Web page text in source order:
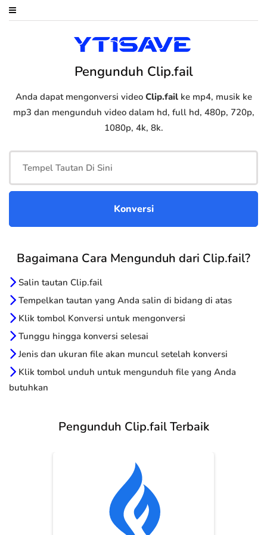
Pengunduh Clip.fail
Anda dapat mengonversi video Clip.failke mp4, musik ke
mp3 dan mengunduh video dalam hd, full hd, 480p, 720p,
1080p, 4k, 8k.
Bagaimana Cara Mengunduh dari Clip.fail?
Salin tautan Clip.fail
Tempelkan tautan yang Anda salin di bidang di atas
Klik tombol Konversi untuk mengonversi
Tunggu hingga konversi selesai
Jenis dan ukuran file akan muncul setelah konversi
Klik tombol unduh untuk mengunduh file yang Anda
butuhkan
Pengunduh Clip.fail Terbaik